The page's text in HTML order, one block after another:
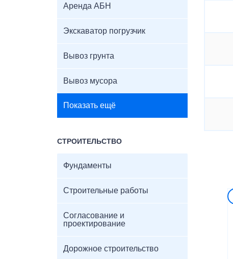
Аренда АБН
Экскаватор погрузчик
Вывоз грунта
Вывоз мусора
Показать ещё
СТРОИТЕЛЬСТВО
Фундаменты
Строительные работы
Согласование и
проектирование
Дорожное строительство